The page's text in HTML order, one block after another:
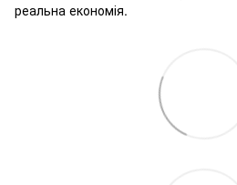
реальна економія.